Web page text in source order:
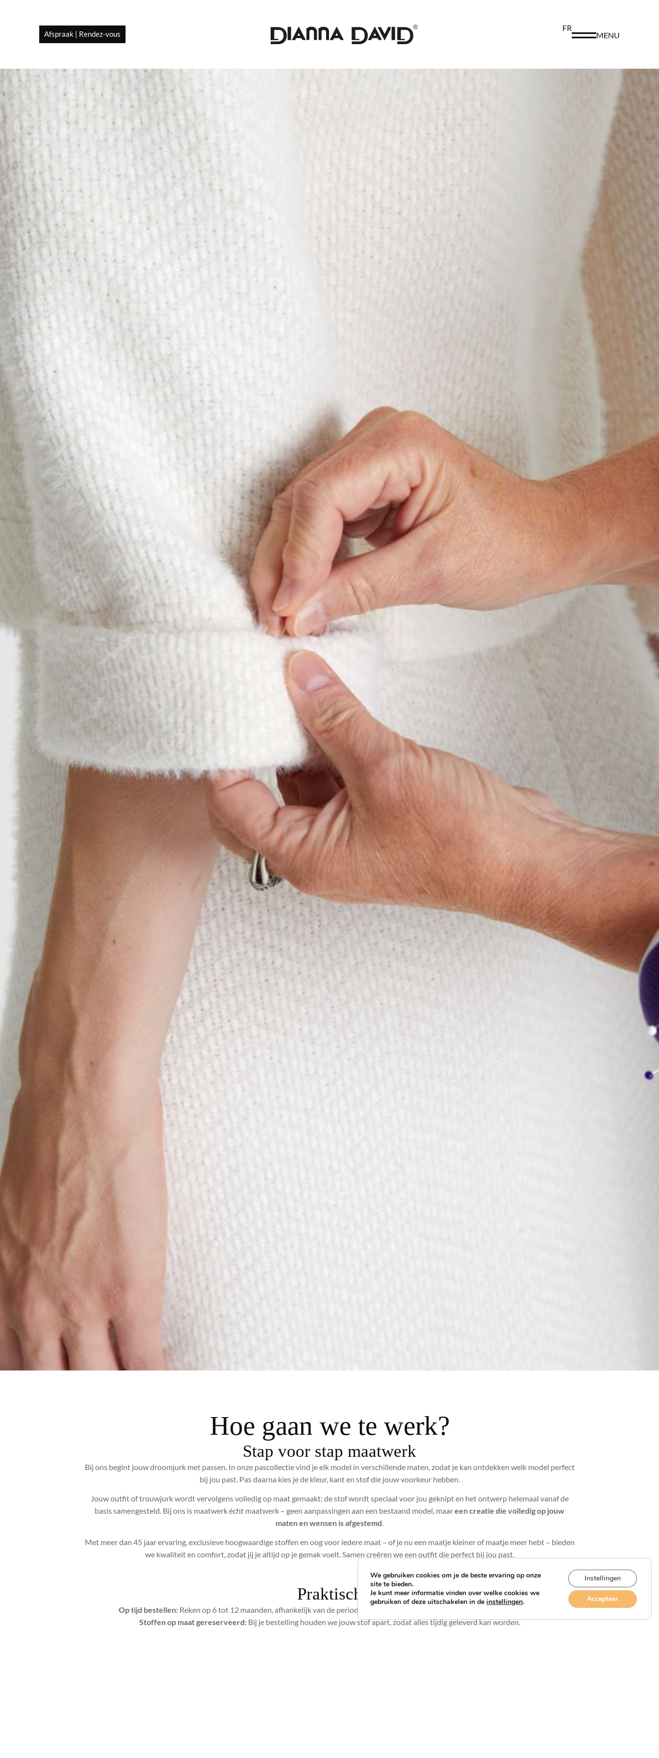
Afspraak | Rendez-vous
FR
MENU
Hoe gaan we te werk?
Stap voor stap maatwerk
Bij ons begint jouw droomjurk met passen. In onze pascollectie vind je elk model in verschillende maten, zodat je kan ontdekken welk model perfect
bij jou past. Pas daarna kies je de kleur, kant en stof die jouw voorkeur hebben.
Jouw outfit of trouwjurk wordt vervolgens volledig op maat gemaakt: de stof wordt speciaal voor jou geknipt en het ontwerp helemaal vanaf de
basis samengesteld. Bij ons is maatwerk écht maatwerk – geen aanpassingen aan een bestaand model, maareen creatie die volledig op jouw
maten en wensen is afgestemd.
Met meer dan 45 jaar ervaring, exclusieve hoogwaardige stoffen en oog voor iedere maat – of je nu een maatje kleiner of maatje meer hebt – bieden
we kwaliteit en comfort, zodat jij je altijd op je gemak voelt. Samen creëren we een outfit die perfect bij jou past.
Praktisch
Op tijd bestellen:Reken op 6 tot 12 maanden, afhankelijk van de periode. Hoe eerder je bestelt, hoe ruimer de keuze in stoffen.
Stoffen op maat gereserveerd:Bij je bestelling houden we jouw stof apart, zodat alles tijdig geleverd kan worden.
We gebruiken cookies om je de beste ervaring op onze
site te bieden.
Je kunt meer informatie vinden over welke cookies we
gebruiken of deze uitschakelen in de instellingen. Accepteer
Instellingen